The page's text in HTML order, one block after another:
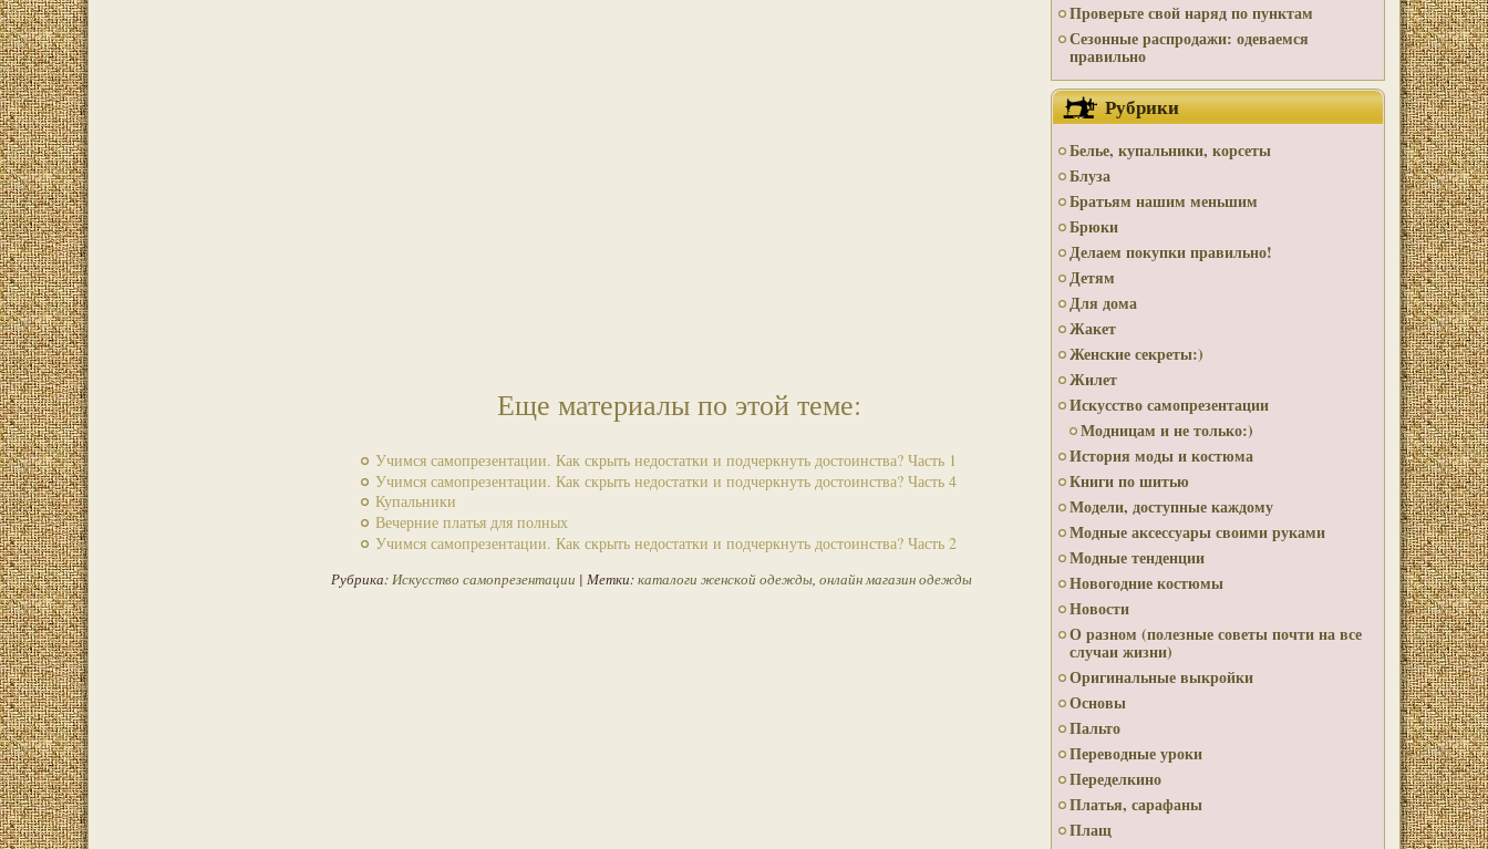
Еще материалы по этой теме:
Учимся самопрезентации. Как скрыть недостатки и подчеркнуть достоинства? Часть 1
Учимся самопрезентации. Как скрыть недостатки и подчеркнуть достоинства? Часть 4
Купальники
Вечерние платья для полных
Учимся самопрезентации. Как скрыть недостатки и подчеркнуть достоинства? Часть 2
Рубрика:Искусство самопрезентации | Метки:каталоги женской одежды, онлайн магазин одежды
Проверьте свой наряд по пунктам
Сезонные распродажи: одеваемся
правильно
Рубрики
Белье, купальники, корсеты
Блуза
Братьям нашим меньшим
Брюки
Делаем покупки правильно!
Детям
Для дома
Жакет
Женские секреты:)
Жилет
Искусство самопрезентации
Модницам и не только:)
История моды и костюма
Книги по шитью
Модели, доступные каждому
Модные аксессуары своими руками
Модные тенденции
Новогодние костюмы
Новости
О разном (полезные советы почти на все
случаи жизни)
Оригинальные выкройки
Основы
Пальто
Переводные уроки
Переделкино
Платья, сарафаны
Плащ